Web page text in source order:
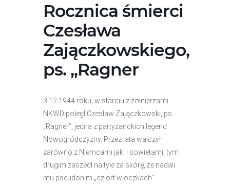
Rocznica śmierci
Czesława
Zajączkowskiego,
ps. „Ragner
3.12.1944 roku, w starciu z żołnierzami
NKWD poległ Czesław Zajączkowski, ps.
„Ragner”, jedna z partyzanckich legend
Nowogródczyzny. Przez lata walczył
zarówno z Niemcami jaki i sowietami, tym
drugim zaszedł na tyle za skórę, że nadali
mu pseudonim „cziort w oczkach”.